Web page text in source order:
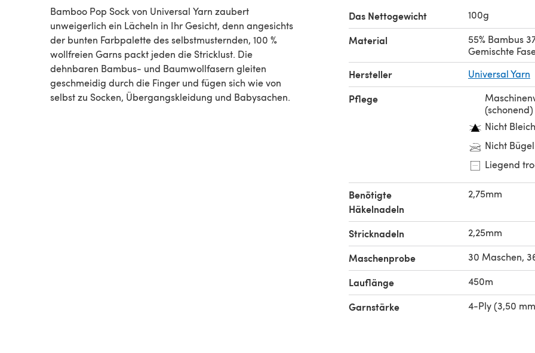
Bamboo Pop Sock von Universal Yarn zaubert
unweigerlich ein Lächeln in Ihr Gesicht, denn angesichts
der bunten Farbpalette des selbstmusternden, 100 %
wollfreien Garns packt jeden die Stricklust. Die
dehnbaren Bambus- und Baumwollfasern gleiten
geschmeidig durch die Finger und fügen sich wie von
selbst zu Socken, Übergangskleidung und Babysachen.
Das Nettogewicht 100g
Material
55% Bambus
Gemischte
Hersteller Universal Yarn
Pflege
(schonend)
Nicht
Nicht
Liegend
Benötigte
Häkelnadeln
2,75mm
Stricknadeln 2,25mm
Maschenprobe 30 Maschen,
Lauflänge 450m
Garnstärke 4-Ply (3,50